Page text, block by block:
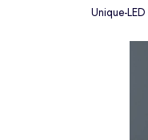
Unique-LED